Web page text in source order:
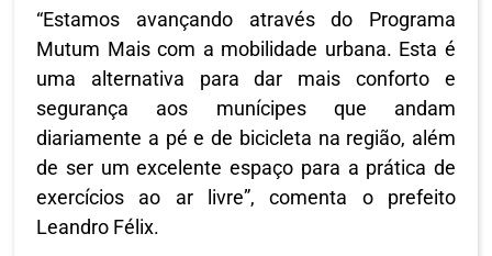
“Estamos avançando através do Programa
Mutum Mais com a mobilidade urbana. Esta é
uma alternativa para dar mais conforto e
segurança aos munícipes que andam
diariamente a pé e de bicicleta na região, além
de ser um excelente espaço para a prática de
exercícios ao ar livre”, comenta o prefeito
Leandro Félix.